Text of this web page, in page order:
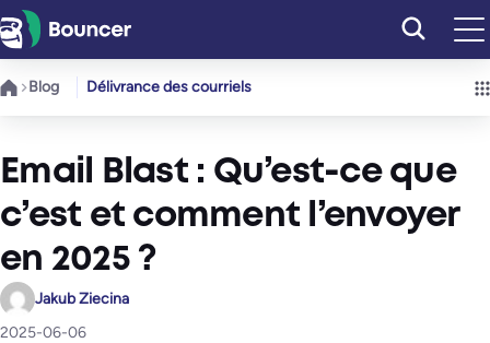
Aller
au
contenu
Blog Délivrance des courriels
Email Blast : Qu’est-ce que
c’est et comment l’envoyer
en 2025 ?
Jakub Ziecina
2025-06-06